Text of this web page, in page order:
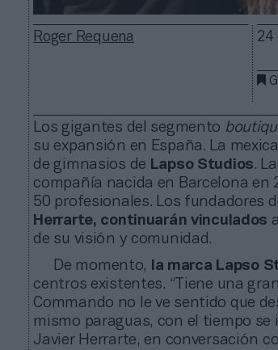
Roger Requena 24
Los gigantes del segmento
su expansión en España. La
de gimnasios de Lapso Studios.
compañía nacida en Barcelona en
50 profesionales. Los fundadores
Herrarte, continuarán vinculados
de su visión y comunidad.
De momento,
la marca Lapso
centros existentes. “Tiene una
Commando no le ve sentido que
mismo paraguas, con el tiempo se
Javier Herrarte, en conversación